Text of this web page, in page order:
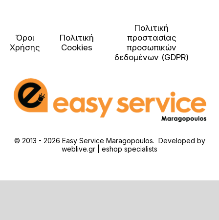
Όροι
Χρήσης
Πολιτική
Cookies
Πολιτική
προστασίας
προσωπικών
δεδομένων (GDPR)
© 2013 - 2026 Easy Service Maragopoulos. Developed by
weblive.gr | eshop specialists